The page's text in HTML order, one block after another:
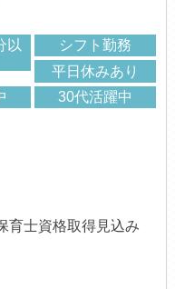
以
シフト勤務
平日休みあり
30代活躍中
育士資格取得見込み